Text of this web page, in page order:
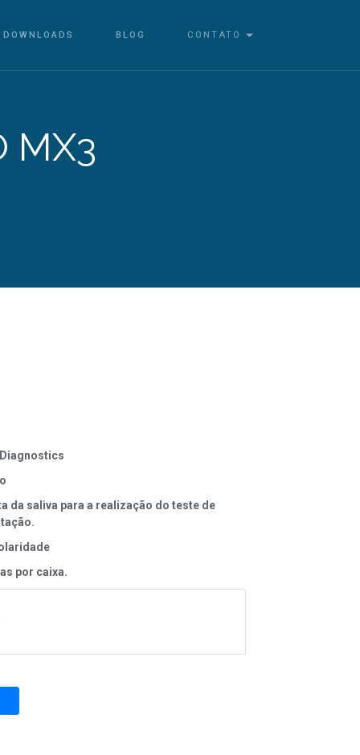
DOWNLOADS BLOG CONTATO
MX3
Diagnostics
da saliva para a realização do teste de
por caixa.